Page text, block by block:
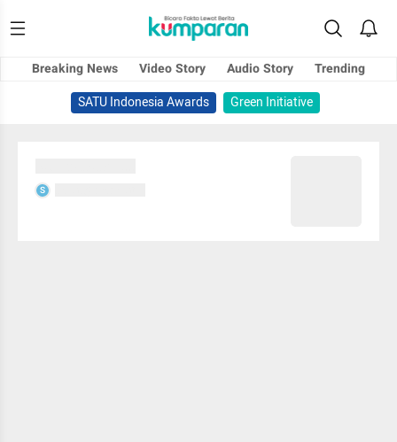
Breaking News Video Story Audio Story
Trending
SATU Indonesia Awards
Green Initiative
S